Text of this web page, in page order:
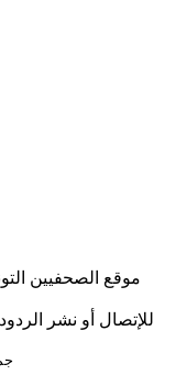
موقع الصحفيين